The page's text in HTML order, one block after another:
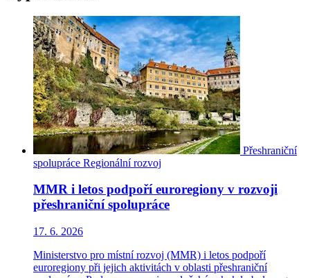
Přeshraniční
spolupráce Regionální rozvoj
MMR i letos podpoří euroregiony v rozvoji
přeshraniční spolupráce
17. 6. 2026
Ministerstvo pro místní rozvoj (MMR) i letos podpoří
euroregiony při jejich aktivitách v oblasti přeshraniční